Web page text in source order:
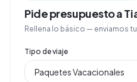
Pide presupuesto a
Rellena lo básico — enviamos
Tipo de viaje